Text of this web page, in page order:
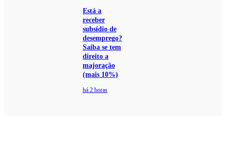
Está a
receber
subsídio de
desemprego?
Saiba se tem
direito a
majoração
(mais 10%)
há 2 horas